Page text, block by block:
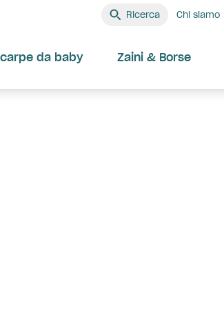
Ricerca Chi siamo
da baby Zaini & Borse